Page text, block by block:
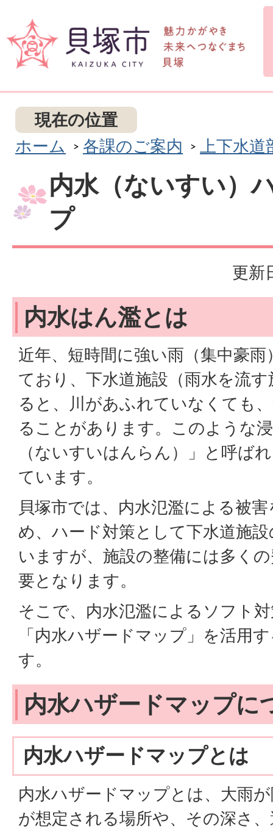
現在の位置
ホーム
各課のご案内 上下水道
内水（ないすい）
プ
更新
内水はん濫とは
近年、短時間に強い雨（集中豪
ており、下水道施設（雨水を流
ると、川があふれていなくても
ることがあります。このような
（ないすいはんらん）」と呼ば
ています。
貝塚市では、内水氾濫による被
め、ハード対策として下水道施
いますが、施設の整備には多く
要となります。
そこで、内水氾濫によるソフト
「内水ハザードマップ」を活用
す。
内水ハザードマップに
内水ハザードマップとは
内水ハザードマップとは、大雨
が想定される場所や、その深さ